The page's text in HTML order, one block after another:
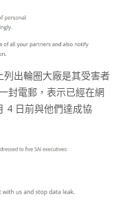
出輪圈大廠是其受害者
封電郵，表示已經在網
4 日前與他們達成協